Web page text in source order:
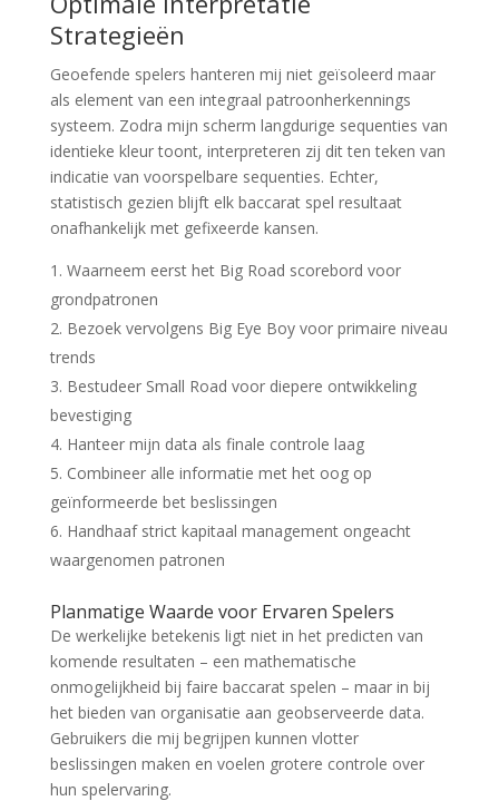
Strategieën
Geoefende spelers hanteren mij niet geïsoleerd maar
als element van een integraal patroonherkennings
systeem. Zodra mijn scherm langdurige sequenties van
identieke kleur toont, interpreteren zij dit ten teken van
indicatie van voorspelbare sequenties. Echter,
statistisch gezien blijft elk baccarat spel resultaat
onafhankelijk met gefixeerde kansen.
Waarneem eerst het Big Road scorebord voor
grondpatronen
Bezoek vervolgens Big Eye Boy voor primaire niveau
trends
Bestudeer Small Road voor diepere ontwikkeling
bevestiging
Hanteer mijn data als finale controle laag
Combineer alle informatie met het oog op
geïnformeerde bet beslissingen
Handhaaf strict kapitaal management ongeacht
waargenomen patronen
Planmatige Waarde voor Ervaren Spelers
De werkelijke betekenis ligt niet in het predicten van
komende resultaten – een mathematische
onmogelijkheid bij faire baccarat spelen – maar in bij
het bieden van organisatie aan geobserveerde data.
Gebruikers die mij begrijpen kunnen vlotter
beslissingen maken en voelen grotere controle over
hun spelervaring.